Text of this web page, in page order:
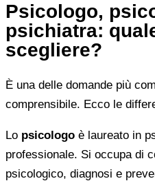
Psicologo,
psichiatra:
scegliere?
È una delle domande più
comprensibile. Ecco le
Lo psicologo è laureato in
professionale. Si occupa di
psicologico, diagnosi e